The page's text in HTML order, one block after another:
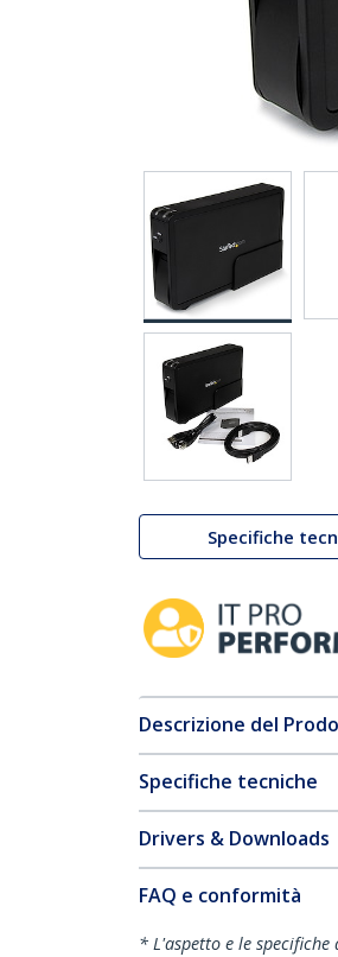
Specifiche
Descrizione del
Specifiche tecniche
Drivers & Downloads
FAQ e conformità
* L'aspetto e le